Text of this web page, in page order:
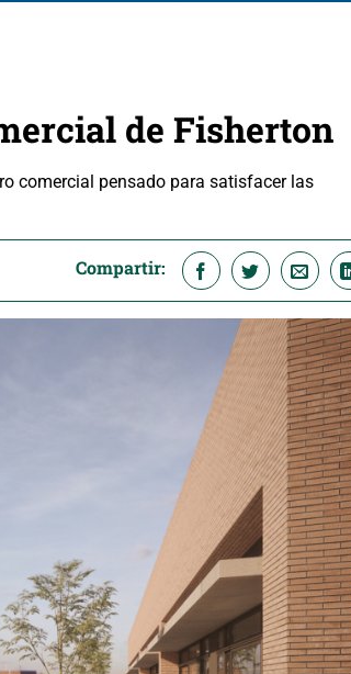
de Fisherton
comercial pensado para satisfacer las
Compartir: